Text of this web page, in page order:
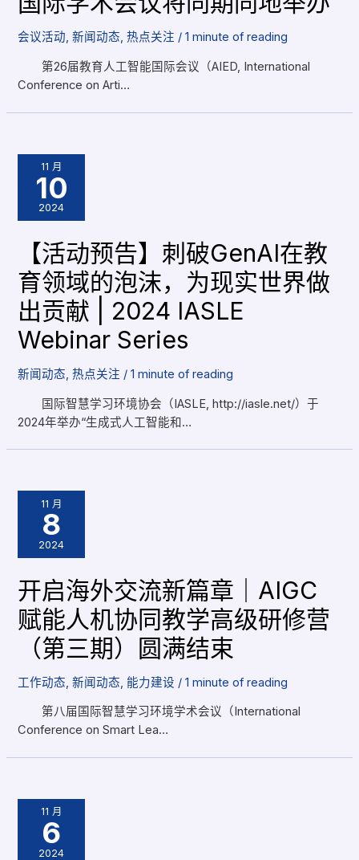
会议活动,新闻动态,热点关注 /1 minute of reading
第26届教育人工智能国际会议（AIED, International
Conference on Arti…
11 月
10
2024
【活动预告】刺破GenAI在教
育领域的泡沫，为现实世界做
出贡献 | 2024 IASLE
Webinar Series
新闻动态,热点关注 /1 minute of reading
国际智慧学习环境协会（IASLE, http://iasle.net/）于
2024年举办“生成式人工智能和…
11 月
8
2024
开启海外交流新篇章｜AIGC
赋能人机协同教学高级研修营
（第三期）圆满结束
工作动态,新闻动态, 能力建设 /1 minute of reading
第八届国际智慧学习环境学术会议（International
Conference on Smart Lea…
11 月
6
2024